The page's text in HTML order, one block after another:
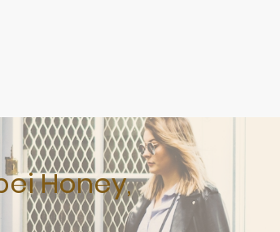
Honey,